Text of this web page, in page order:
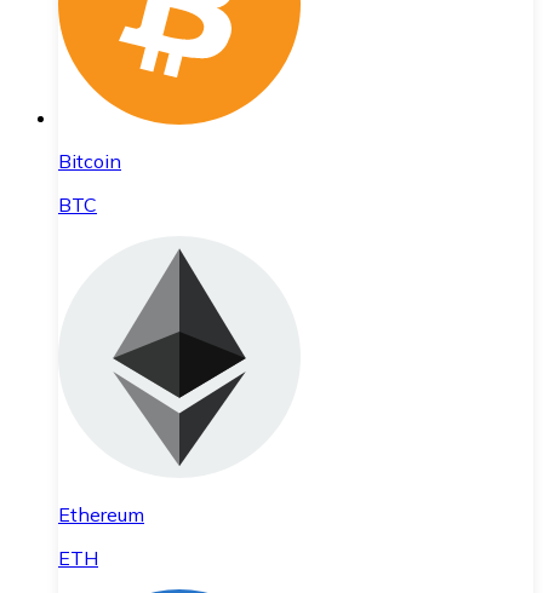
Bitcoin
BTC
Ethereum
ETH